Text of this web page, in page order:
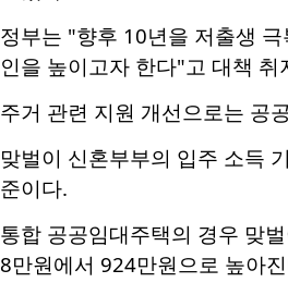
정부는 "향후 10년을 저출생
인을 높이고자 한다"고 대책 취
주거 관련 지원 개선으로는 공
맞벌이 신혼부부의 입주 소득
준이다.
통합 공공임대주택의 경우 맞
8만원에서 924만원으로 높아